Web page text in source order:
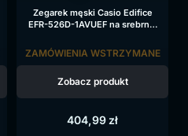
Zegarek męski Casio Edifice
EFR-526D-1AVUEF na srebrnej
404,99 zł
ZAMÓWIENIA WSTRZYMANE
Zobacz produkt